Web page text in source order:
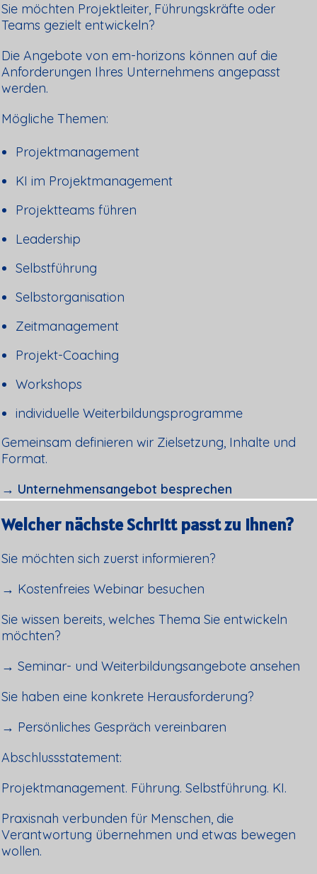
Sie möchten Projektleiter, Führungskräfte oder
Teams gezielt entwickeln?
Die Angebote von em-horizons können auf die
Anforderungen Ihres Unternehmens angepasst
werden.
Mögliche Themen:
Projektmanagement
KI im Projektmanagement
Projektteams führen
Leadership
Selbstführung
Selbstorganisation
Zeitmanagement
Projekt-Coaching
Workshops
individuelle Weiterbildungsprogramme
Gemeinsam definieren wir Zielsetzung, Inhalte und
Format.
→ Unternehmensangebot besprechen
Welcher nächste Schritt passt zu Ihnen?
Sie möchten sich zuerst informieren?
→ Kostenfreies Webinar besuchen
Sie wissen bereits, welches Thema Sie entwickeln
möchten?
→ Seminar- und Weiterbildungsangebote ansehen
Sie haben eine konkrete Herausforderung?
→ Persönliches Gespräch vereinbaren
Abschlussstatement:
Projektmanagement. Führung. Selbstführung. KI.
Praxisnah verbunden für Menschen, die
Verantwortung übernehmen und etwas bewegen
wollen.